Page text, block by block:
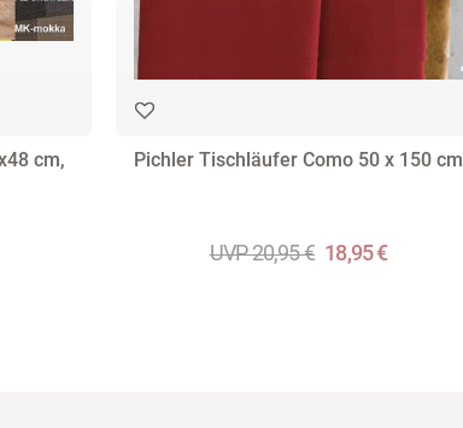
cm,
Pichler Tischläufer Como 50 x 150 cm
UVP 20,95 € 18,95 €